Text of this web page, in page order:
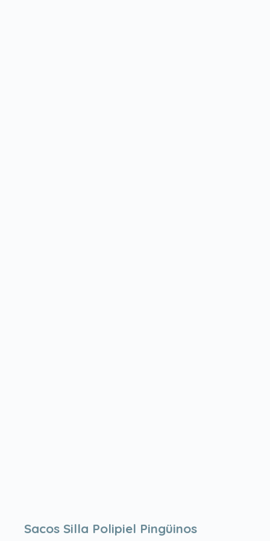
Sacos Silla Polipiel Pingüinos